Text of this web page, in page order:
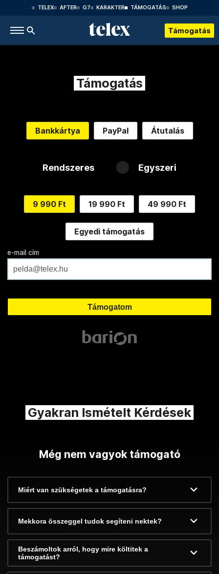
TELEX AFTER G7 KARAKTER TÁMOGATÁS SHOP
Támogatás
Támogatás
Bankkártya PayPal Átutalás
Rendszeres Egyszeri
9 990 Ft 19 990 Ft 49 990 Ft
Egyedi támogatás
e-mail cím
Gyakran Ismételt Kérdések
Még nem vagyok támogató
Miért van szükségetek a támogatásra?
Mekkora összeggel tudok segíteni nektek?
Beszámoltok arról, hogy mire költitek a
támogatást?